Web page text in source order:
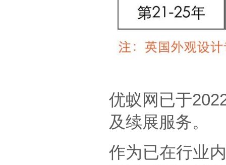
优蚁网已于
及续展服务。
作为已在行业